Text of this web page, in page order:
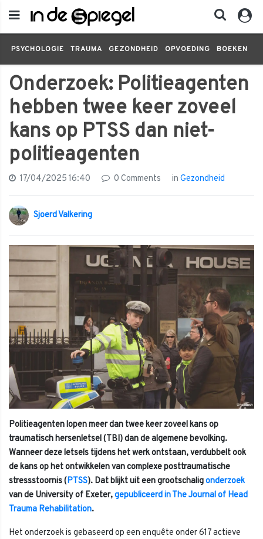
PSYCHOLOGIE TRAUMA GEZONDHEID OPVOEDING BOEKEN
Onderzoek: Politieagenten
hebben twee keer zoveel
kans op PTSS dan niet-
politieagenten
17/04/2025 16:40 0 Comments in Gezondheid
Sjoerd Valkering
Politieagenten lopen meer dan twee keer zoveel kans op
traumatisch hersenletsel (TBI) dan de algemene bevolking.
Wanneer deze letsels tijdens het werk ontstaan, verdubbelt ook
de kans op het ontwikkelen van complexe posttraumatische
stressstoornis (PTSS). Dat blijkt uit een grootschaligonderzoek
van de University of Exeter,gepubliceerd in The Journal of Head
Trauma Rehabilitation.
Het onderzoek is gebaseerd op een enquête onder 617 actieve